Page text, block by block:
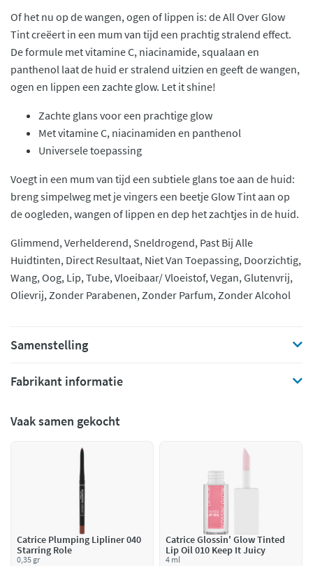
Of het nu op de wangen, ogen of lippen is: de All Over Glow
Tint creëert in een mum van tijd een prachtig stralend effect.
De formule met vitamine C, niacinamide, squalaan en
panthenol laat de huid er stralend uitzien en geeft de wangen,
ogen en lippen een zachte glow. Let it shine!
Zachte glans voor een prachtige glow
Met vitamine C, niacinamiden en panthenol
Universele toepassing
Voegt in een mum van tijd een subtiele glans toe aan de huid:
breng simpelweg met je vingers een beetje Glow Tint aan op
de oogleden, wangen of lippen en dep het zachtjes in de huid.
Glimmend, Verhelderend, Sneldrogend, Past Bij Alle
Huidtinten, Direct Resultaat, Niet Van Toepassing, Doorzichtig,
Wang, Oog, Lip, Tube, Vloeibaar/ Vloeistof, Vegan, Glutenvrij,
Olievrij, Zonder Parabenen, Zonder Parfum, Zonder Alcohol
Samenstelling
Fabrikant informatie
Vaak samen gekocht
Catrice Plumping Lipliner 040
Starring Role
0,35 gr
Catrice Glossin' Glow Tinted
Lip Oil 010 Keep It Juicy
4 ml